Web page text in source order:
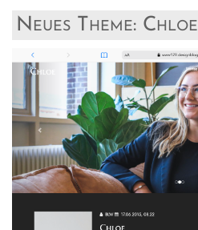
Neues Theme: Chloe